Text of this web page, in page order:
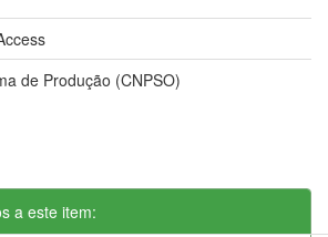
de Produção (CNPSO)
a este item: